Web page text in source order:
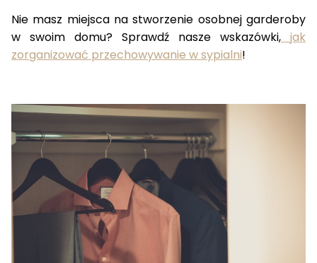
Nie masz miejsca na stworzenie osobnej garderoby
w swoim domu? Sprawdź nasze wskazówki, jak
zorganizować przechowywanie w sypialni!